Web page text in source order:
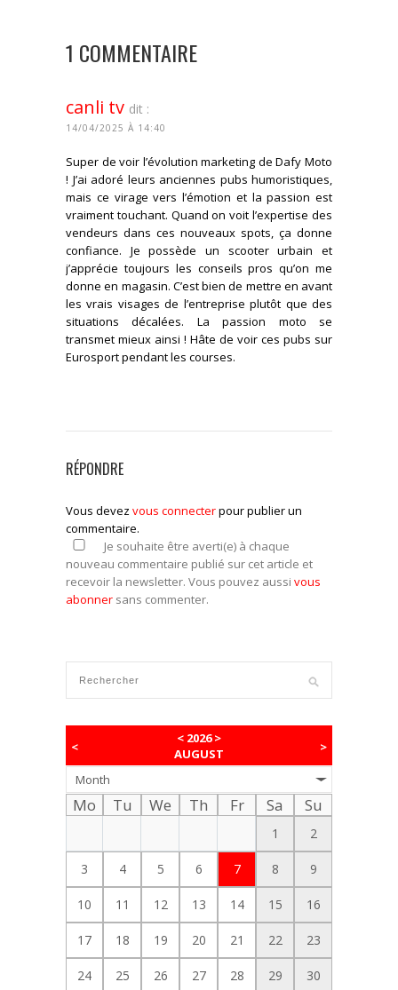
1 COMMENTAIRE
canli tv dit :
14/04/2025 À 14:40
Super de voir l’évolution marketing de Dafy Moto
! J’ai adoré leurs anciennes pubs humoristiques,
mais ce virage vers l’émotion et la passion est
vraiment touchant. Quand on voit l’expertise des
vendeurs dans ces nouveaux spots, ça donne
confiance. Je possède un scooter urbain et
j’apprécie toujours les conseils pros qu’on me
donne en magasin. C’est bien de mettre en avant
les vrais visages de l’entreprise plutôt que des
situations décalées. La passion moto se
transmet mieux ainsi ! Hâte de voir ces pubs sur
Eurosport pendant les courses.
RÉPONDRE
Vous devez vous connecterpour publier un
commentaire.
Je souhaite être averti(e) à chaque
nouveau commentaire publié sur cet article et
recevoir la newsletter. Vous pouvez aussi vous
abonner sans commenter.
<
< 2026>
AUGUST
>
Month
Mo Tu We Th Fr Sa Su
1 2
3 4 5 6 7 8 9
10 11 12 13 14 15 16
17 18 19 20 21 22 23
24 25 26 27 28 29 30